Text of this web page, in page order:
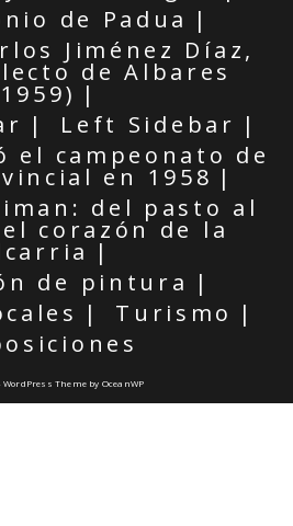
de Padua
Jiménez Díaz,
de Albares
Left Sidebar
el campeonato de
en 1958
del pasto al
corazón de la
de pintura
Turismo
Theme by OceanWP